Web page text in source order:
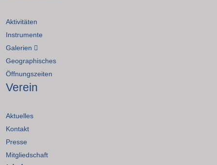
Aktivitäten
Instrumente
Galerien
Geographisches
Öffnungszeiten
Verein
Aktuelles
Kontakt
Presse
Mitgliedschaft